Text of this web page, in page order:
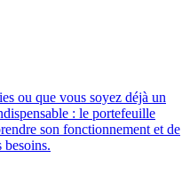
ou que vous soyez déjà un
: le portefeuille
son fonctionnement et de
besoins.